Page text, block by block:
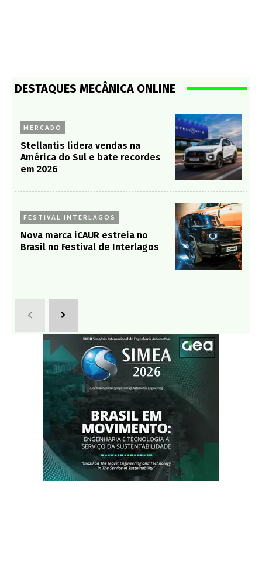
DESTAQUES MECÂNICA ONLINE
MERCADO
Stellantis lidera vendas na
América do Sul e bate recordes
em 2026
FESTIVAL INTERLAGOS
Nova marca iCAUR estreia no
Brasil no Festival de Interlagos